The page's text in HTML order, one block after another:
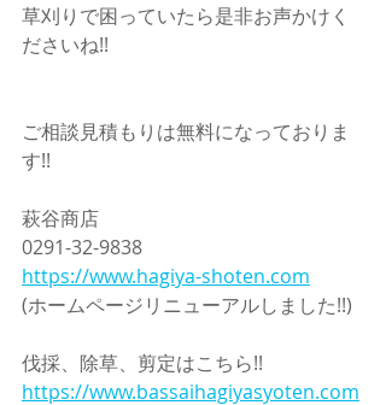
草刈りで困っていたら是非お声かけく
ださいね!!
ご相談見積もりは無料になっておりま
す!!
萩谷商店
0291-32-9838
https://www.hagiya-shoten.com
(ホームページリニューアルしました!!)
伐採、除草、剪定はこちら!!
https://www.bassaihagiyasyoten.com